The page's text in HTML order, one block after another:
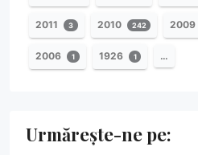
2011 3 2010 242 2009
2006 1 1926 1 …
Urmărește-ne pe: